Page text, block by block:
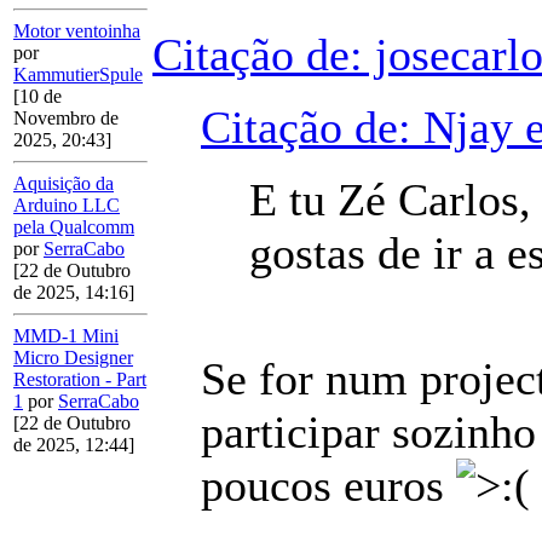
Motor ventoinha
por
KammutierSpule
[10 de
Novembro de
2025, 20:43]
Aquisição da
Arduino LLC
pela Qualcomm
por SerraCabo
[22 de Outubro
de 2025, 14:16]
MMD-1 Mini
Micro Designer
Restoration - Part
1 por SerraCabo
[22 de Outubro
de 2025, 12:44]
Citação de:
Citação de: Njay
E tu Zé
gostas de ir a
Se for num
participar
poucos euros